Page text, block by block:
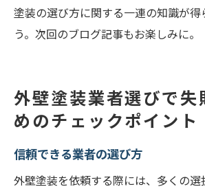
塗装の選び方に関する一連の知識が得
う。次回のブログ記事もお楽しみに。
外壁塗装業者選びで失
めのチェックポイント
信頼できる業者の選び方
外壁塗装を依頼する際には、多くの